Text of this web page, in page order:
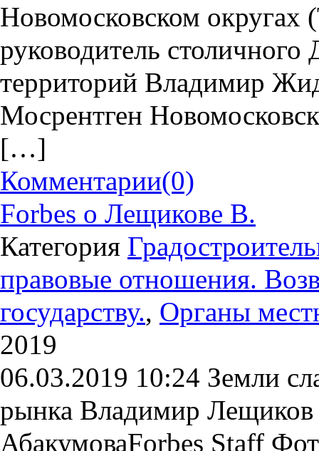
Новомосковском
руководитель
территорий Владимир
Мосрентген
[…]
Комментарии(0)
Forbes о Лещикове В.
Категория
правовые отношения.
государству., Органы
2019
06.03.2019 10:24 Земли
рынка Владимир
АбакумоваForbes Staff